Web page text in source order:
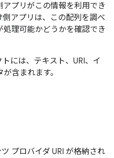
プリがこの情報を利用でき
アプリは、この配列を調べ
理可能かどうかを確認でき
には、テキスト、URI、イ
含まれます。
プロバイダ URI が格納され